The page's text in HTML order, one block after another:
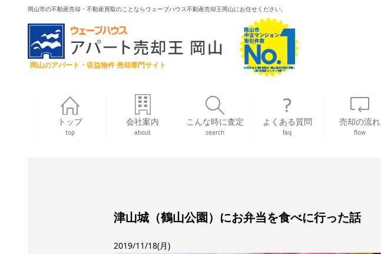
岡山市の不動産売却・不動産買取のことならウェーブハウス不動産売却王岡山にお任せください。
岡山のアパート・収益物件 売却専門サイト
トップ
top
会社案内
about
こんな時に査定
search
よくある質問
faq
売却の流れ
flow
津山城（鶴山公園）にお弁当を食べに行った話
2019/11/18(月)